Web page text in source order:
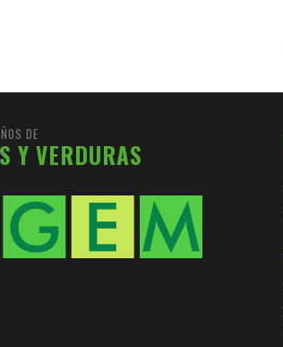
DE
Y VERDURAS